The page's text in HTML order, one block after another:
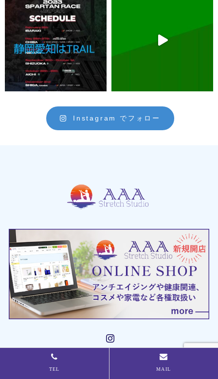
Instagram でフォロー
TEL MAIL